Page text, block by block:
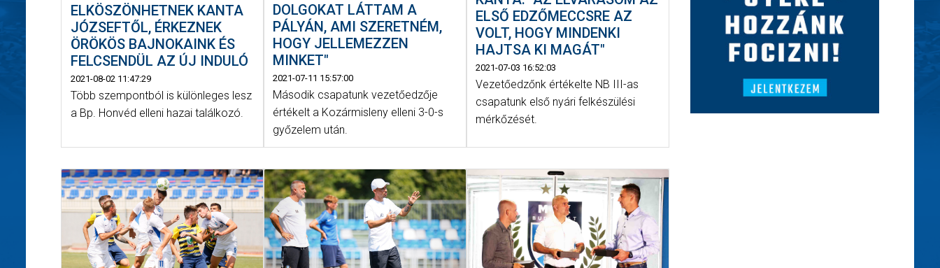
ELKÖSZÖNHETNEK KANTA
JÓZSEFTŐL, ÉRKEZNEK
ÖRÖKÖS BAJNOKAINK ÉS
FELCSENDÜL AZ ÚJ INDULÓ
2021-08-02 11:47:29
Több szempontból is különleges lesz
a Bp. Honvéd elleni hazai találkozó.
DOLGOKAT LÁTTAM A
PÁLYÁN, AMI SZERETNÉM,
HOGY JELLEMEZZEN
MINKET"
2021-07-11 15:57:00
Második csapatunk vezetőedzője
értékelt a Kozármisleny elleni 3-0-s
győzelem után.
ELSŐ EDZŐMECCSRE AZ
VOLT, HOGY MINDENKI
HAJTSA KI MAGÁT"
2021-07-03 16:52:03
Vezetőedzőnk értékelte NB III-as
csapatunk első nyári felkészülési
mérkőzését.